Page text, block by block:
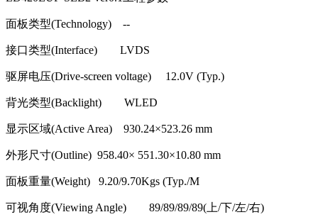
面板类型(Technology) --
接口类型(Interface) LVDS
驱屏电压(Drive-screen voltage) 12.0V (Typ.)
背光类型(Backlight) WLED
显示区域(Active Area) 930.24×523.26 mm
外形尺寸(Outline) 958.40× 551.30×10.80 mm
面板重量(Weight) 9.20/9.70Kgs (Typ./M
可视角度(Viewing Angle) 89/89/89/89( 上/下/左/右)